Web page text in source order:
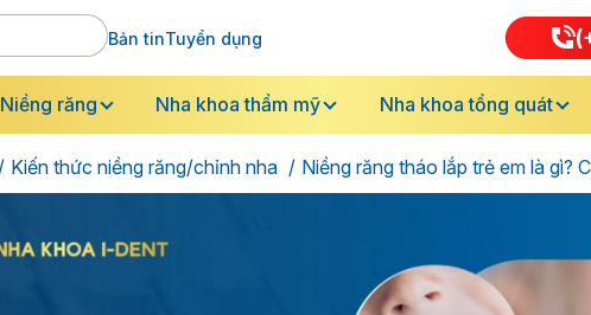
Bản tinTuyển dụng
Niềng răng Nha khoa thẩm mỹ Nha khoa tổng quát
Kiến thức niềng răng/chỉnh nha Niềng răng tháo lắp trẻ em là gì?